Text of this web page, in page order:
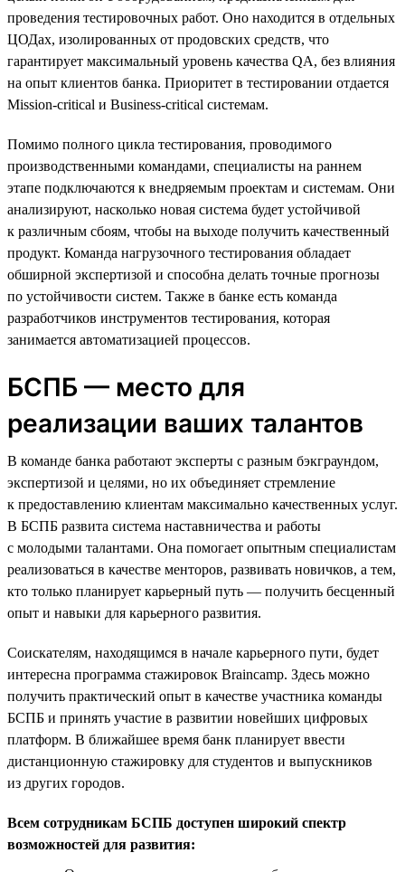
проведения тестировочных работ. Оно находится в отдельных
ЦОДах, изолированных от продовских средств, что
гарантирует максимальный уровень качества QA, без влияния
на опыт клиентов банка. Приоритет в тестировании отдается
Mission-critical и Business-critical системам.
Помимо полного цикла тестирования, проводимого
производственными командами, специалисты на раннем
этапе подключаются к внедряемым проектам и системам. Они
анализируют, насколько новая система будет устойчивой
к различным сбоям, чтобы на выходе получить качественный
продукт. Команда нагрузочного тестирования обладает
обширной экспертизой и способна делать точные прогнозы
по устойчивости систем. Также в банке есть команда
разработчиков инструментов тестирования, которая
занимается автоматизацией процессов.
БСПБ — место для
реализации ваших талантов
В команде банка работают эксперты с разным бэкграундом,
экспертизой и целями, но их объединяет стремление
к предоставлению клиентам максимально качественных услуг.
В БСПБ развита система наставничества и работы
с молодыми талантами. Она помогает опытным специалистам
реализоваться в качестве менторов, развивать новичков, а тем,
кто только планирует карьерный путь — получить бесценный
опыт и навыки для карьерного развития.
Соискателям, находящимся в начале карьерного пути, будет
интересна программа стажировок Braincamp. Здесь можно
получить практический опыт в качестве участника команды
БСПБ и принять участие в развитии новейших цифровых
платформ. В ближайшее время банк планирует ввести
дистанционную стажировку для студентов и выпускников
из других городов.
Всем сотрудникам БСПБ доступен широкий спектр
возможностей для развития: